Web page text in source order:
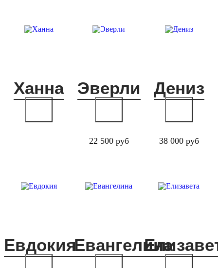
Ханна
22 500 руб
Эверли
38 000 руб
Дениз
ЕвдокияЕвангелина